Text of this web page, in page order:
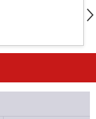
石人の星